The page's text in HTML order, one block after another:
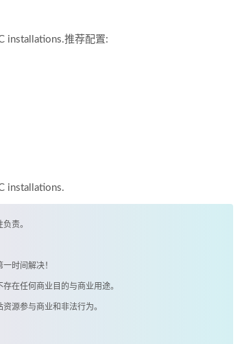
installations.推荐配置:
installations.
责。
时间解决！
在任何商业目的与商业用途。
源参与商业和非法行为。